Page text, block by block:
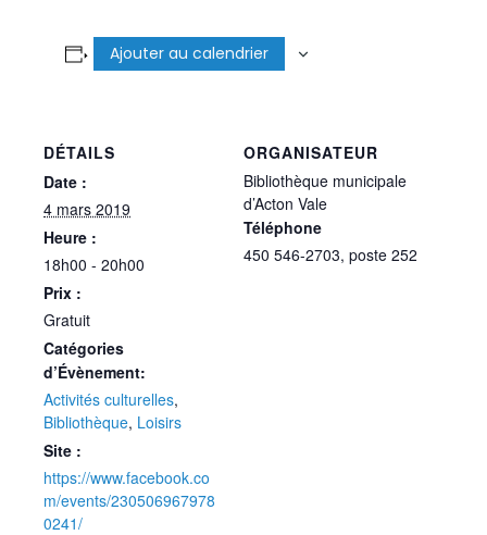
Ajouter au calendrier
DÉTAILS
Date :
4 mars 2019
Heure :
18h00 - 20h00
Prix :
Gratuit
Catégories
d’Évènement:
Activités culturelles,
Bibliothèque, Loisirs
Site :
https://www.facebook.co
m/events/230506967978
0241/
ORGANISATEUR
Bibliothèque municipale
d’Acton Vale
Téléphone
450 546-2703, poste 252